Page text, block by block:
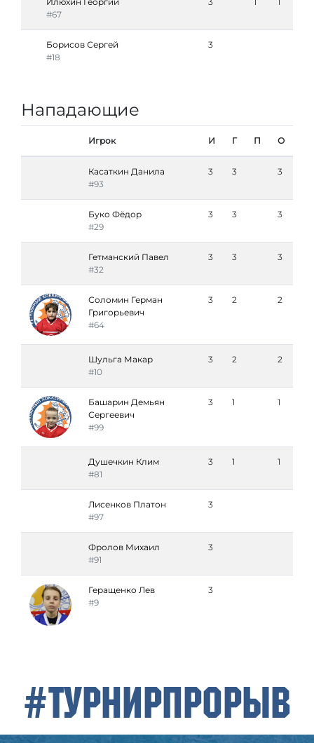
#67
Борисов Сергей
#18
3
Нападающие
Игрок И Г П О
Касаткин Данила
#93
3 3 3
Буко Фёдор
#29
3 3 3
Гетманский Павел
#32
3 3 3
Соломин Герман
Григорьевич
#64
3 2 2
Шульга Макар
#10
3 2 2
Башарин Демьян
Сергеевич
#99
3 1 1
Душечкин Клим
#81
3 1 1
Лисенков Платон
#97
3
Фролов Михаил
#91
3
Геращенко Лев
#9
3
#ТурнирПрорыв